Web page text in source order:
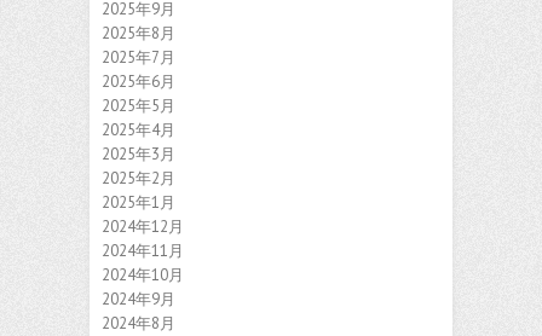
2025年9月
2025年8月
2025年7月
2025年6月
2025年5月
2025年4月
2025年3月
2025年2月
2025年1月
2024年12月
2024年11月
2024年10月
2024年9月
2024年8月